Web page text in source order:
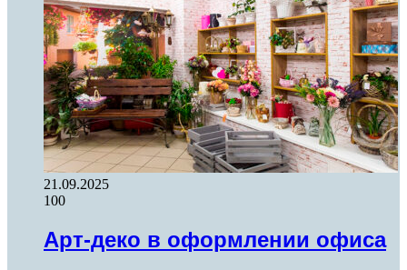
21.09.2025
100
Арт-деко в оформлении офиса